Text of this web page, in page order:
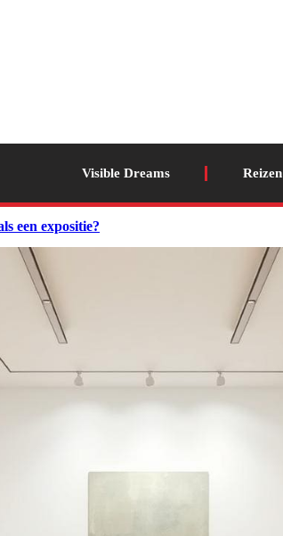
Visible Dreams Reizen
een expositie?